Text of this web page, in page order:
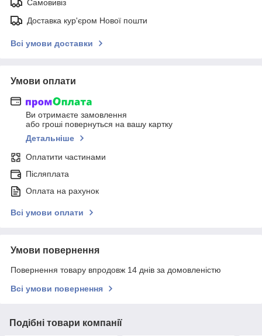
Самовивіз
Доставка кур'єром Нової пошти
Всі умови доставки
Умови оплати
Ви отримаєте замовлення
або гроші повернуться на вашу картку
Детальніше
Оплатити частинами
Післяплата
Оплата на рахунок
Всі умови оплати
Умови повернення
Повернення товару впродовж 14 днів за домовленістю
Всі умови повернення
Подібні товари компанії